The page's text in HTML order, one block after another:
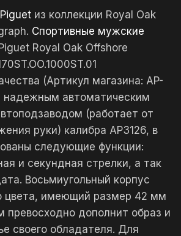
из коллекции Royal Oak
Спортивные мужские
Royal Oak Offshore
(Артикул магазина: AP-
надежным автоматическим
(работает от
руки) калибра AP3126, в
следующие функции:
и секундная стрелки, а так
Восьмиугольный корпус
цвета, имеющий размер 42 мм
превосходно дополнит образ и
своего обладателя. Для